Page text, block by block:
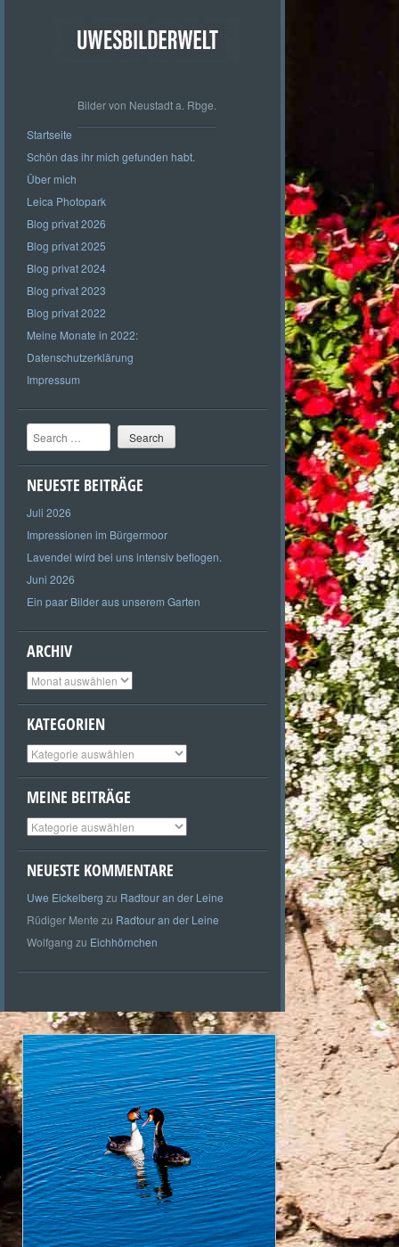
Bilder von Neustadt a. Rbge.
Startseite
Schön das ihr mich gefunden habt.
Über mich
Leica Photopark
Blog privat 2026
Blog privat 2025
Blog privat 2024
Blog privat 2023
Blog privat 2022
Meine Monate in 2022:
Datenschutzerklärung
Impressum
Search
NEUESTE BEITRÄGE
Juli 2026
Impressionen im Bürgermoor
Lavendel wird bei uns intensiv beflogen.
Juni 2026
Ein paar Bilder aus unserem Garten
ARCHIV
Archiv
KATEGORIEN
Kategorien
MEINE BEITRÄGE
Meine
Beiträge
NEUESTE KOMMENTARE
Uwe Eickelberg zu Radtour an der Leine
Rüdiger Mente zu Radtour an der Leine
Wolfgang zu Eichhörnchen